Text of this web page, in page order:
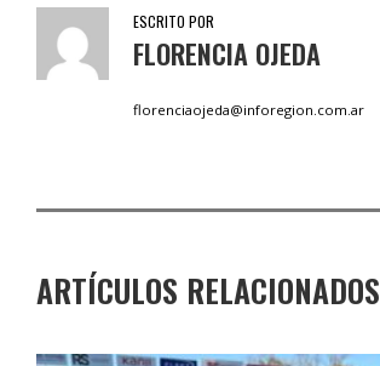
ESCRITO POR
FLORENCIA OJEDA
florenciaojeda@inforegion.com.ar
ARTÍCULOS RELACIONADOS